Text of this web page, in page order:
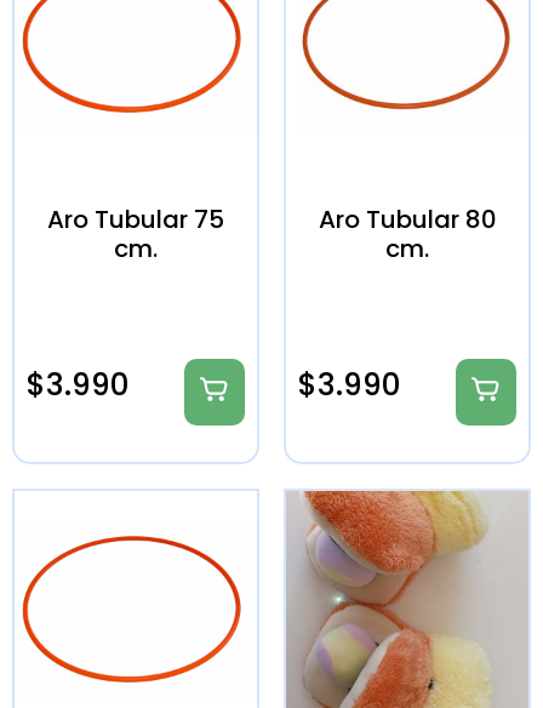
Aro Tubular 75
cm.
$3.990
Aro Tubular 80
cm.
$3.990